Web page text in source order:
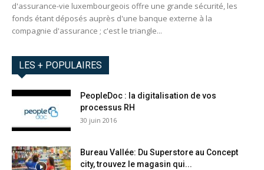
d'assurance-vie luxembourgeois offre une grande sécurité, les
fonds étant déposés auprès d'une banque externe à la
compagnie d'assurance ; c'est le triangle...
LES + POPULAIRES
PeopleDoc : la digitalisation de vos
processus RH
30 juin 2016
Bureau Vallée: Du Superstore au Concept
city, trouvez le magasin qui...